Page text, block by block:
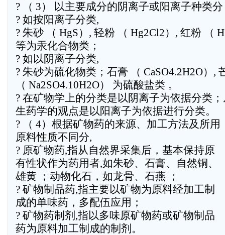
? （ 3） 以主要成分的阴离子或阳离子种类分
? 如按阳离子分类,
? 朱砂 （ HgS）, 轻粉 （ Hg2Cl2）, 红粉 （
等为汞化合物类；
? 如以阴离子分类,
? 朱砂为硫化物类；石膏 （ CaSO4.2H2O）,
（ Na2SO4.10H2O） 为硫酸盐类 。
? 在矿物学上的分类是以阴离子为依据分类
生药学的观点是以阳离子为依据进行分类。
? （ 4）根据矿物药的来源、加工方法及所用
原料性质不同分,
? 原矿物药,指从自然界采集后，基本保持原
有性状作为药用者,如朱砂、石膏、自然铜、
雄黄 ；动物化石，如龙骨、石燕 ；
? 矿物制品药,指主要以矿物为原料经加工制
成的单味药，多配伍应用；
? 矿物药制剂,指以多味原矿物药或矿物制品
药为原料加工制成的制剂。